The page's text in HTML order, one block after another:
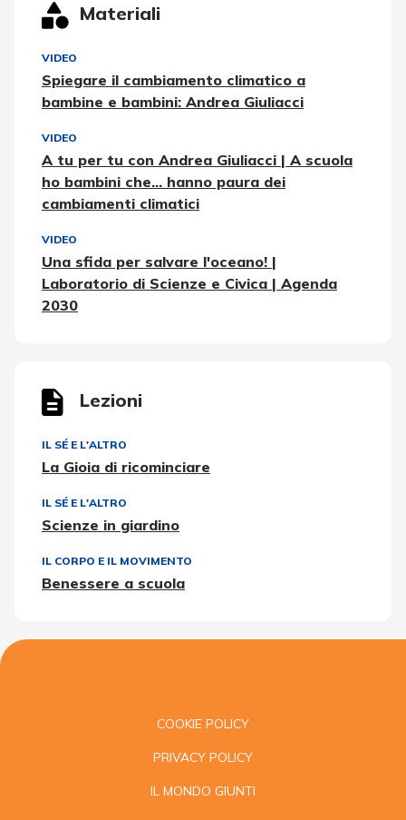
Materiali
VIDEO
Spiegare il cambiamento climatico a
bambine e bambini: Andrea Giuliacci
VIDEO
A tu per tu con Andrea Giuliacci | A scuola
ho bambini che... hanno paura dei
cambiamenti climatici
VIDEO
Una sfida per salvare l'oceano! |
Laboratorio di Scienze e Civica | Agenda
2030
Lezioni
IL SÉ E L'ALTRO
La Gioia di ricominciare
IL SÉ E L'ALTRO
Scienze in giardino
IL CORPO E IL MOVIMENTO
Benessere a scuola
COOKIE POLICY
PRIVACY POLICY
IL MONDO GIUNTI